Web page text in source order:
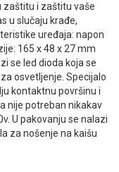
zaštitu i zaštitu vaše
u slučaju krađe,
uređaja: napon
165 x 48 x 27 mm
se led dioda koja se
osvetljenje. Specijalo
kontaktnu površinu i
nije potreban nikakav
U pakovanju se nalazi
za nošenje na kaišu